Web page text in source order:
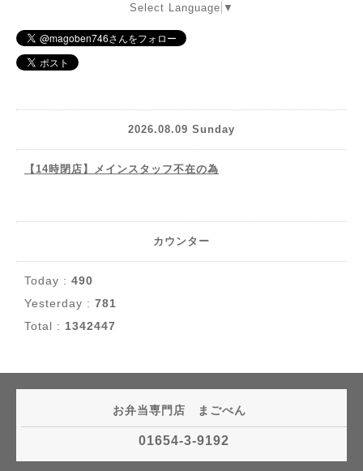
Select Language ▼
2026.08.09 Sunday
【14時閉店】メインスタッフ不在の為
カウンター
Today : 490
Yesterday : 781
Total : 1342447
お弁当専門店 まごべん
01654-3-9192